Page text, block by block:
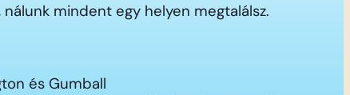
nálunk mindent egy helyen megtalálsz.
és Gumball